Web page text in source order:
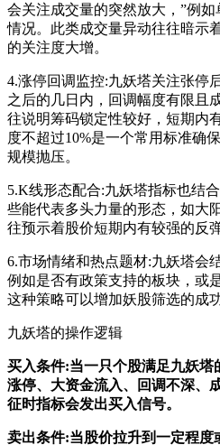
会关注成交量的突然放大，”例
情况。此类成交量异动往往暗示
的关注度大增。
4.涨停回调监控:九妖塔关注张停
之后的几日内，回调幅度有限且
往说明筹码锁定性较好，短期内
度不超过10%是一个常用标准确
规模抛压。
5.K线形态配合:九妖塔指标也结
些能代表多头力量的形态，如大阳
往预示着股价短期内有较强的反
6.市场情绪和热点题材:九妖塔会
例如是否有政策支持的板块，或
这种策略可以增加妖股筛选的成功
九妖塔的操作逻辑
买入条件:当一只个股满足九妖塔
涨停、大资金流入、回调不深、
征时指标会发出买入信号。
卖出条件:当股价拉升到一定程度